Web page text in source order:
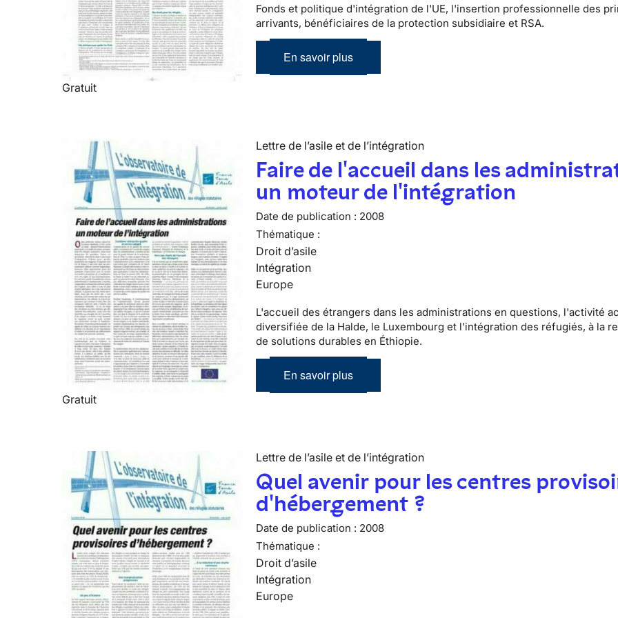
Gratuit
Fonds et politique d'intégration de l'UE, l'insertion professionnelle des
arrivants, bénéficiaires de la protection subsidiaire et RSA.
En savoir plus
Gratuit
Lettre de l’asile et de l’intégration
Faire de l'accueil dans les
un moteur de l'intégration
Date de publication : 2008
Thématique :
Droit d’asile
Intégration
Europe
L'accueil des étrangers dans les administrations en questions, l'activité
diversifiée de la Halde, le Luxembourg et l'intégration des réfugiés, à la
de solutions durables en Éthiopie.
En savoir plus
Lettre de l’asile et de l’intégration
Quel avenir pour les centres
d'hébergement ?
Date de publication : 2008
Thématique :
Droit d’asile
Intégration
Europe